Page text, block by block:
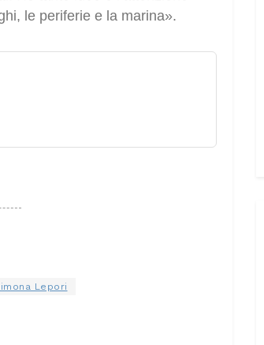
le periferie e la marina».
Lepori